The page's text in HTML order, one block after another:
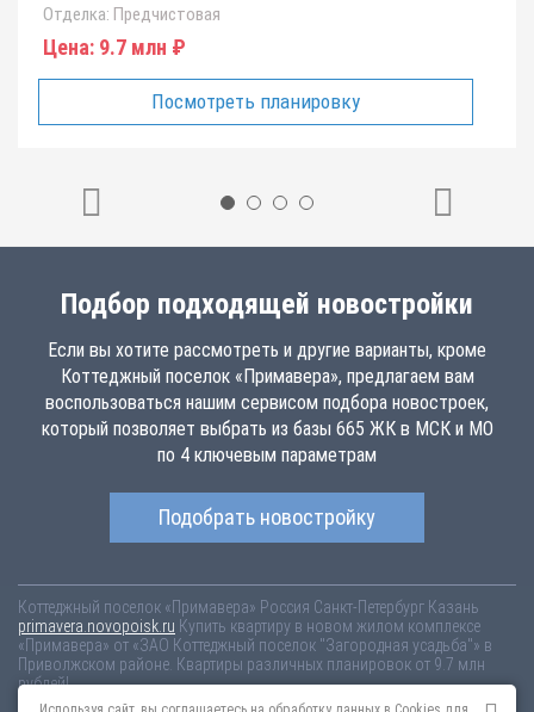
Отделка: Предчистовая
Цена: 9.7 млн ₽
Посмотреть планировку
Подбор подходящей новостройки
Если вы хотите рассмотреть и другие варианты, кроме
Коттеджный поселок «Примавера», предлагаем вам
воспользоваться нашим сервисом подбора новостроек,
который позволяет выбрать из базы 665 ЖК в МСК и МО
по 4 ключевым параметрам
Подобрать новостройку
Коттеджный поселок «Примавера» Россия Санкт-Петербург Казань
primavera.novopoisk.ru Купить квартиру в новом жилом комплексе
«Примавера» от «ЗАО Коттеджный поселок "Загородная усадьба"» в
Приволжском районе. Квартиры различных планировок от 9.7 млн
рублей!